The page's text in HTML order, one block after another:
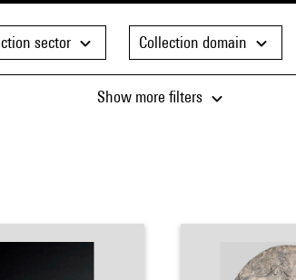
sector Collection domain
Show more filters